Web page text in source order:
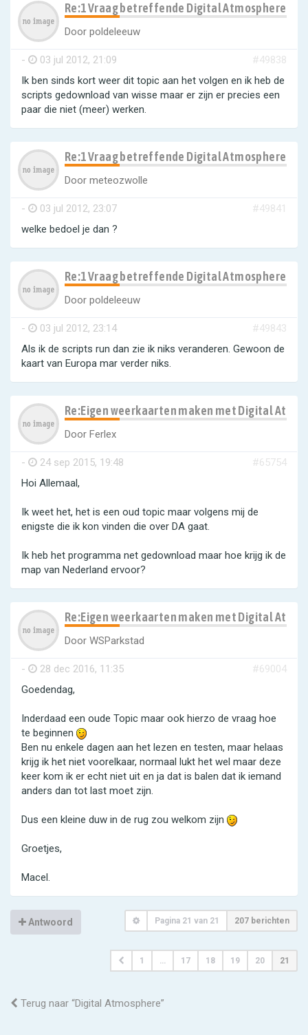
Re:1 Vraag betreffende Digital Atmosphere
Door poldeleeuw
- 03 jul 2012, 21:09
#49838
Ik ben sinds kort weer dit topic aan het volgen en ik heb de
scripts gedownload van wisse maar er zijn er precies een
paar die niet (meer) werken.
Re:1 Vraag betreffende Digital Atmosphere
Door meteozwolle
- 03 jul 2012, 23:07
#49841
welke bedoel je dan ?
Re:1 Vraag betreffende Digital Atmosphere
Door poldeleeuw
- 03 jul 2012, 23:14
#49843
Als ik de scripts run dan zie ik niks veranderen. Gewoon de
kaart van Europa mar verder niks.
Re:Eigen weerkaarten maken met Digital
Door Ferlex
- 24 sep 2015, 19:48
#65754
Hoi Allemaal,
Ik weet het, het is een oud topic maar volgens mij de
enigste die ik kon vinden die over DA gaat.
Ik heb het programma net gedownload maar hoe krijg ik de
map van Nederland ervoor?
Re:Eigen weerkaarten maken met Digital
Door WSParkstad
- 28 dec 2016, 11:35
#69004
Goedendag,
Inderdaad een oude Topic maar ook hierzo de vraag hoe
te beginnen
Ben nu enkele dagen aan het lezen en testen, maar helaas
krijg ik het niet voorelkaar, normaal lukt het wel maar deze
keer kom ik er echt niet uit en ja dat is balen dat ik iemand
anders dan tot last moet zijn.
Dus een kleine duw in de rug zou welkom zijn
Groetjes,
Macel.
Antwoord Pagina 21 van 21 207 berichten
1 … 17 18 19 20 21
Terug naar “Digital Atmosphere”